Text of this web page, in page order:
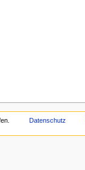
Datenschutz